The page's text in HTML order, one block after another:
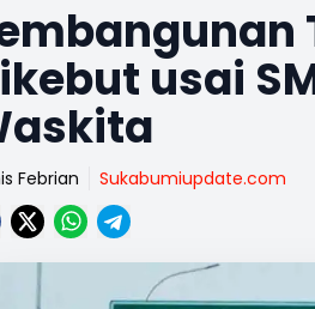
usai
Febrian Sukabumiupdate.com